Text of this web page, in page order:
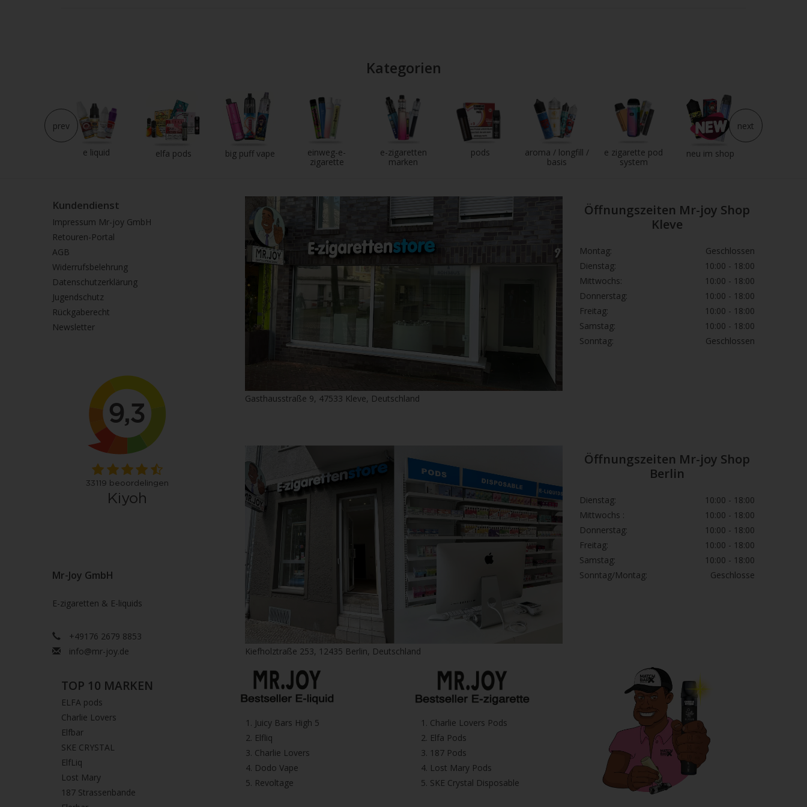
Kategorien
e liquid elfa pods big puff vape
einweg-e-
zigarette
e-zigaretten
marken
pods
aroma / longfill /
basis
e zigarette pod
system
neu im shop
prev next
Kundendienst
Impressum Mr-joy GmbH
Retouren-Portal
AGB
Widerrufsbelehrung
Datenschutzerklärung
Jugendschutz
Rückgaberecht
Newsletter
Mr-Joy GmbH
E-zigaretten & E-liquids
+49176 2679 8853
info@mr-joy.de
Gasthausstraße 9, 47533 Kleve, Deutschland
Kiefholztraße 253, 12435 Berlin, Deutschland
Öffnungszeiten Mr-joy Shop
Kleve
Montag:
Geschlossen
Dienstag:
10:00 - 18:00
Mittwochs:
10:00 - 18:00
Donnerstag:
10:00 - 18:00
Freitag:
10:00 - 18:00
Samstag:
10:00 - 18:00
Sonntag:
Geschlossen
Öffnungszeiten Mr-joy Shop
Berlin
Dienstag:
10:00 - 18:00
Mittwochs :
10:00 - 18:00
Donnerstag:
10:00 - 18:00
Freitag:
10:00 - 18:00
Samstag:
10:00 - 18:00
Sonntag/Montag:
Geschlosse
TOP 10 MARKEN
ELFA pods
Charlie Lovers
Elfbar
SKE CRYSTAL
ElfLiq
Lost Mary
187 Strassenbande
1.⁠ ⁠Juicy Bars High 5
2.⁠ ⁠⁠Elfliq
3.⁠ ⁠⁠Charlie Lovers
4.⁠ ⁠⁠Dodo Vape
5. ⁠Revoltage
1.⁠ ⁠Charlie Lovers Pods
2.⁠ ⁠⁠Elfa Pods
3.⁠ ⁠⁠187 Pods
4.⁠ ⁠⁠Lost Mary Pods
5.⁠ ⁠⁠SKE Crystal Disposable